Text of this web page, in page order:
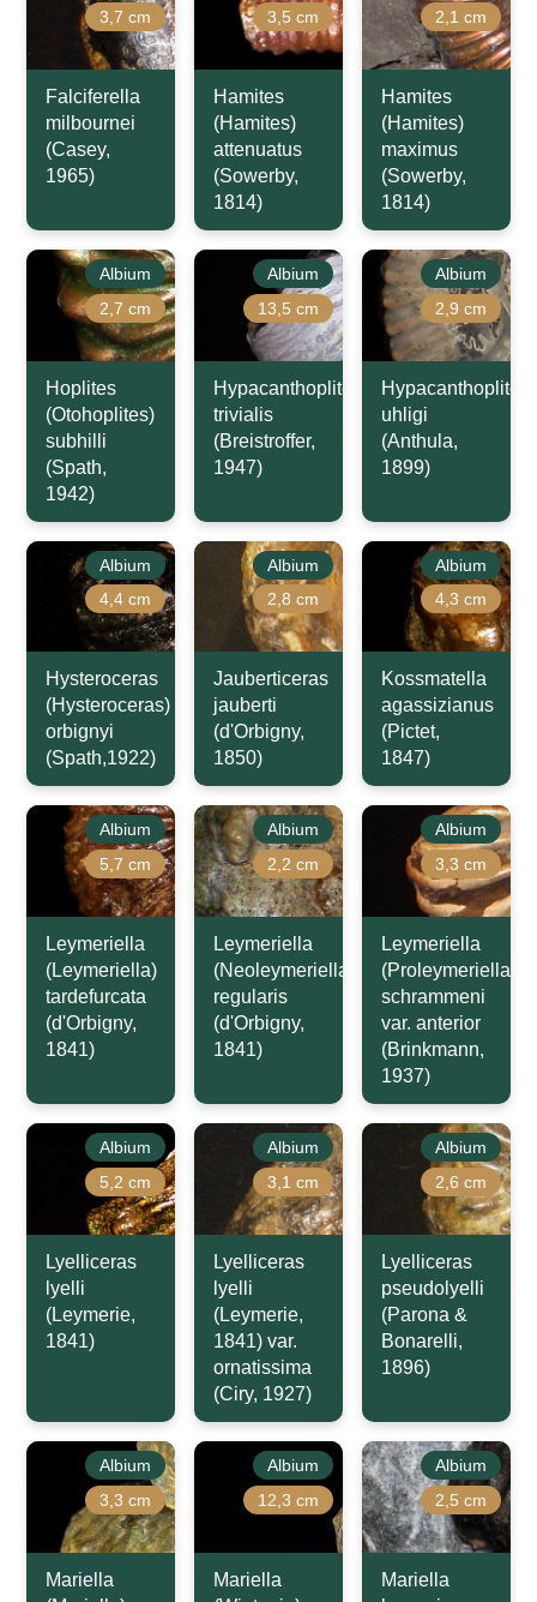
3,7 cm
Falciferella
milbournei
(Casey,
1965)
3,5 cm
Hamites
(Hamites)
attenuatus
(Sowerby,
1814)
2,1 cm
Hamites
(Hamites)
maximus
(Sowerby,
1814)
Albium
2,7 cm
Hoplites
(Otohoplites)
subhilli
(Spath,
1942)
Albium
13,5 cm
Hypacanthoplites
trivialis
(Breistroffer,
1947)
Albium
2,9 cm
Hypacanthoplites
uhligi
(Anthula,
1899)
Albium
4,4 cm
Hysteroceras
(Hysteroceras)
orbignyi
(Spath,1922)
Albium
2,8 cm
Jauberticeras
jauberti
(d'Orbigny,
1850)
Albium
4,3 cm
Kossmatella
agassizianus
(Pictet,
1847)
Albium
5,7 cm
Leymeriella
(Leymeriella)
tardefurcata
(d'Orbigny,
1841)
Albium
2,2 cm
Leymeriella
(Neoleymeriella)
regularis
(d'Orbigny,
1841)
Albium
3,3 cm
Leymeriella
(Proleymeriella)
schrammeni
var. anterior
(Brinkmann,
1937)
Albium
5,2 cm
Lyelliceras
lyelli
(Leymerie,
1841)
Albium
3,1 cm
Lyelliceras
lyelli
(Leymerie,
1841) var.
ornatissima
(Ciry, 1927)
Albium
2,6 cm
Lyelliceras
pseudolyelli
(Parona &
Bonarelli,
1896)
Albium
3,3 cm
Mariella
Albium
12,3 cm
Mariella
Albium
2,5 cm
Mariella